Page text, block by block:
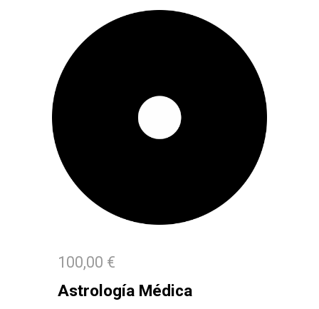
100,00 €
Astrología Médica